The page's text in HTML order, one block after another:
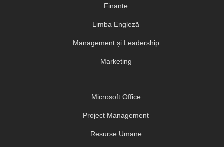
Finanțe
Limba Engleză
Management și Leadership
Marketing
Microsoft Office
Project Management
Resurse Umane